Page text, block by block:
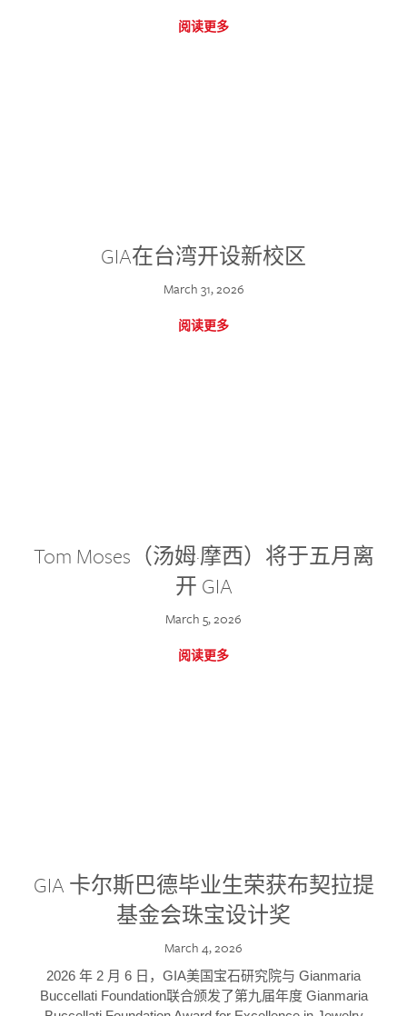
阅读更多
GIA在台湾开设新校区
March 31, 2026
阅读更多
Tom Moses（汤姆·摩西）将于五月离
开 GIA
March 5, 2026
阅读更多
GIA 卡尔斯巴德毕业生荣获布契拉提
基金会珠宝设计奖
March 4, 2026
2026 年 2 月 6 日，GIA美国宝石研究院与 Gianmaria
Buccellati Foundation联合颁发了第九届年度 Gianmaria